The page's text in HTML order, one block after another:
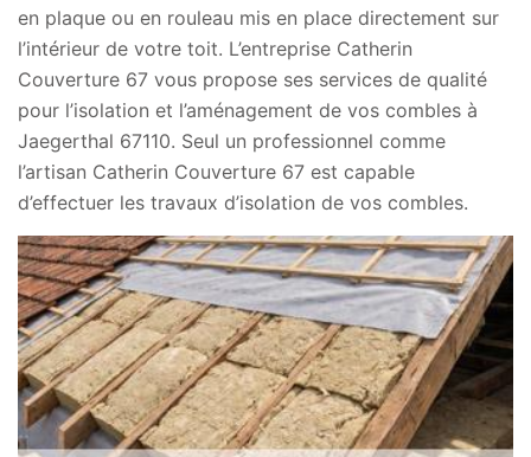
en plaque ou en rouleau mis en place directement sur
l’intérieur de votre toit. L’entreprise Catherin
Couverture 67 vous propose ses services de qualité
pour l’isolation et l’aménagement de vos combles à
Jaegerthal 67110. Seul un professionnel comme
l’artisan Catherin Couverture 67 est capable
d’effectuer les travaux d’isolation de vos combles.